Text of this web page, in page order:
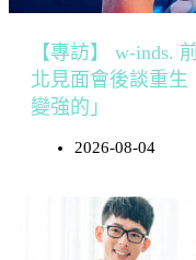
【專訪】 w-inds.
北見面會後談重生
變強的」
2026-08-04